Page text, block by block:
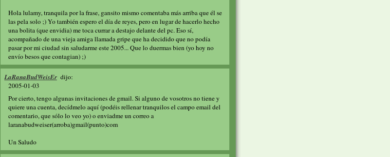
Hola lulamy, tranquila por la frase, gansito mismo comentaba más arriba que él se
las pela solo ;) Yo también espero el día de reyes, pero en lugar de hacerlo hecho
una bolita (que envidia) me toca currar a destajo delante del pc. Eso sí,
acompañado de una vieja amiga llamada gripe que ha decidido que no podía
pasar por mi ciudad sin saludarme este 2005... Que lo duermas bien (yo hoy no
envío besos que contagian) ;)
LaRanaBudWeisEr dijo:
2005-01-03
Por cierto, tengo algunas invitaciones de gmail. Si alguno de vosotros no tiene y
quiere una cuenta, decídmelo aquí (podéis rellenar tranquilos el campo email del
comentario, que sólo lo veo yo) o enviadme un correo a
laranabudweiser(arroba)gmail(punto)com
Un Saludo